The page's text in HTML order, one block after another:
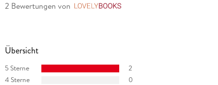
2 Bewertungen von
Übersicht
5 Sterne
2
4 Sterne
0